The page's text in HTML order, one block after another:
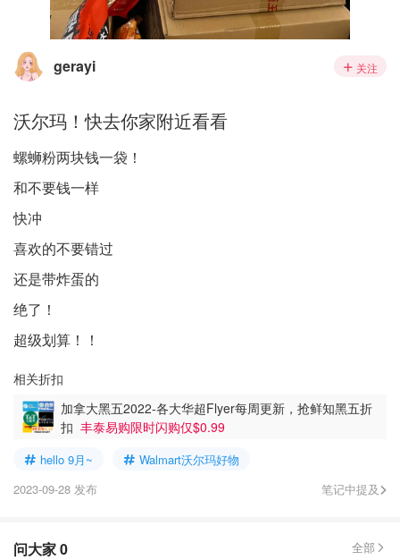
gerayi 关注
沃尔玛！快去你家附近看看
螺蛳粉两块钱一袋！
和不要钱一样
快冲
喜欢的不要错过
还是带炸蛋的
绝了！
超级划算！！
相关折扣
加拿大黑五2022-各大华超Flyer每周更新，抢鲜知黑五折
扣 丰泰易购限时闪购仅$0.99
hello 9月~
Walmart沃尔玛好物
2023-09-28 发布
笔记中提及
问大家0 全部